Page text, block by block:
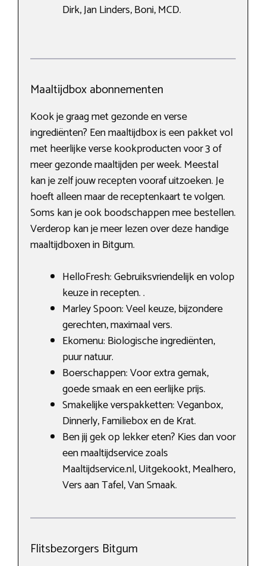
Dirk, Jan Linders, Boni, MCD.
Maaltijdbox abonnementen
Kook je graag met gezonde en verse
ingrediënten? Een maaltijdbox is een pakket vol
met heerlijke verse kookproducten voor 3 of
meer gezonde maaltijden per week. Meestal
kan je zelf jouw recepten vooraf uitzoeken. Je
hoeft alleen maar de receptenkaart te volgen.
Soms kan je ook boodschappen mee bestellen.
Verderop kan je meer lezen over deze handige
maaltijdboxen in Bitgum.
HelloFresh: Gebruiksvriendelijk en volop
keuze in recepten. .
Marley Spoon: Veel keuze, bijzondere
gerechten, maximaal vers.
Ekomenu: Biologische ingrediënten,
puur natuur.
Boerschappen: Voor extra gemak,
goede smaak en een eerlijke prijs.
Smakelijke verspakketten: Veganbox,
Dinnerly, Familiebox en de Krat.
Ben jij gek op lekker eten? Kies dan voor
een maaltijdservice zoals
Maaltijdservice.nl, Uitgekookt, Mealhero,
Vers aan Tafel, Van Smaak.
Flitsbezorgers Bitgum